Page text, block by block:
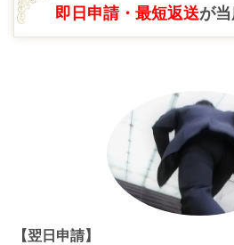
即日申請・最短返送が
【翌日申請】